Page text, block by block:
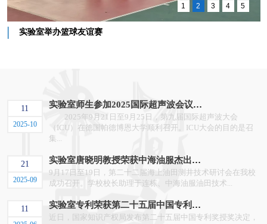
实验室举办篮球友谊赛
1 2 3 4 5
11
2025-10
实验室师生参加2025国际超声波会议
（ICU）
2025年9月21日至9月25日，第九届国际超声波大会
（ICU）在德国帕德博恩大学顺利召开。ICU大会的目的是召
集...
21
2025-09
实验室唐晓明教授荣获中海油服杰出贡
献奖
9月17日至19日，第二十二届海上油田测井技术研讨会在我校
成功召开。学校校长助理于连栋、中海油服油田技术...
11
实验室专利荣获第二十五届中国专利优
秀奖
近日，国家知识产权局发布第二十五届中国专利奖授奖决定，